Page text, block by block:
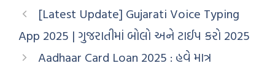
[Latest Update] Gujarati Voice Typing
App 2025 | ગુજરાતીમાં બોલો અને ટાઈપ કરો 2025
Aadhaar Card Loan 2025 : હવે માત્ર